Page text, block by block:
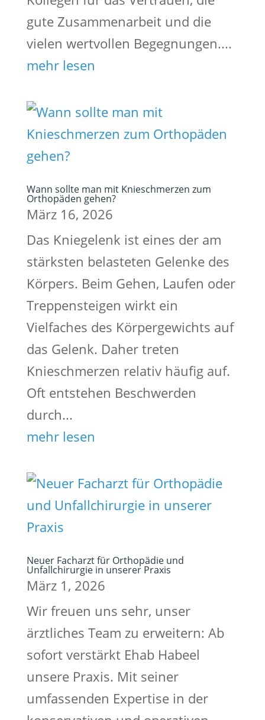
gute Zusammenarbeit und die
vielen wertvollen Begegnungen....
mehr lesen
Wann sollte man mit Knieschmerzen zum
Orthopäden gehen?
März 16, 2026
Das Kniegelenk ist eines der am
stärksten belasteten Gelenke des
Körpers. Beim Gehen, Laufen oder
Treppensteigen wirkt ein
Vielfaches des Körpergewichts auf
das Gelenk. Daher treten
Knieschmerzen relativ häufig auf.
Oft entstehen Beschwerden
durch...
mehr lesen
Neuer Facharzt für Orthopädie und
Unfallchirurgie in unserer Praxis
März 1, 2026
Wir freuen uns sehr, unser
ärztliches Team zu erweitern: Ab
sofort verstärkt Ehab Habeel
unsere Praxis. Mit seiner
umfassenden Expertise in der